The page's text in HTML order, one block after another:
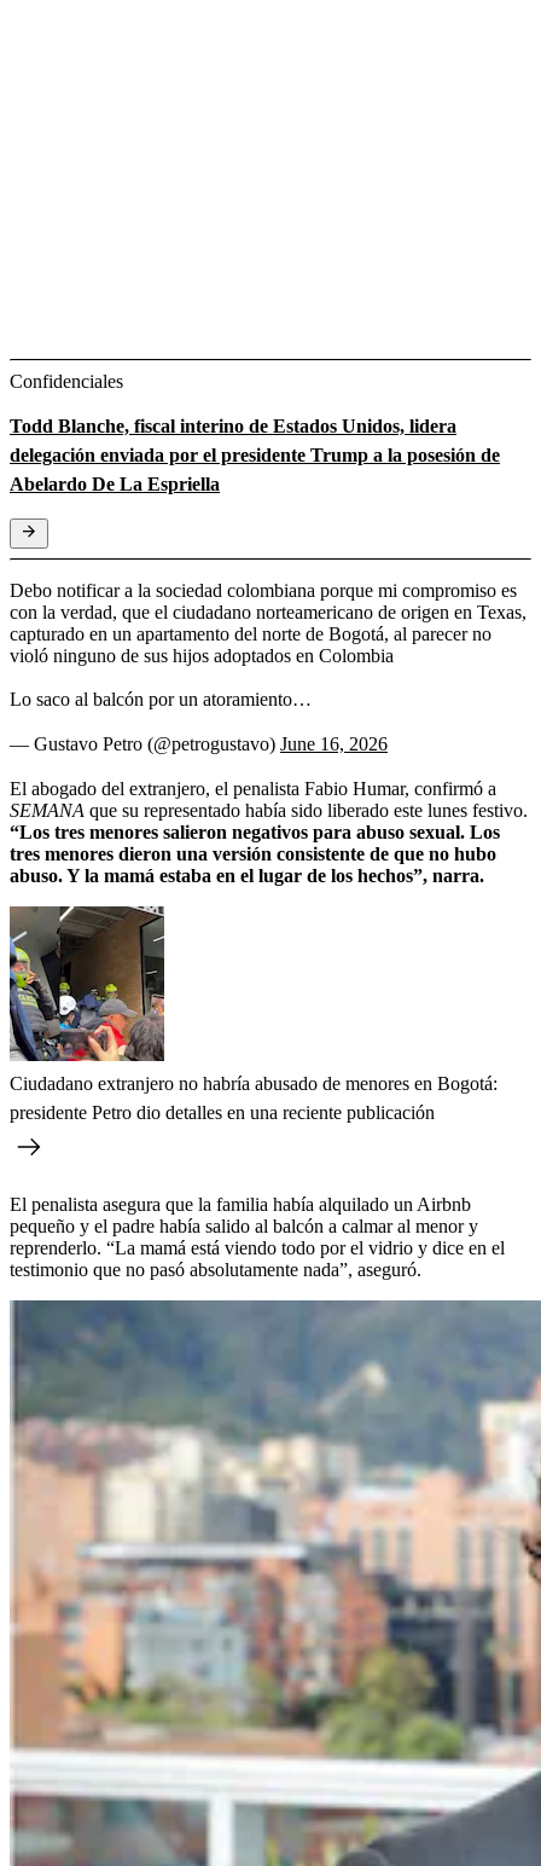
Confidenciales
Todd Blanche, fiscal interino de Estados Unidos, lidera
delegación enviada por el presidente Trump a la posesión de
Abelardo De La Espriella
Debo notificar a la sociedad colombiana porque mi compromiso es
con la verdad, que el ciudadano norteamericano de origen en Texas,
capturado en un apartamento del norte de Bogotá, al parecer no
violó ninguno de sus hijos adoptados en Colombia
Lo saco al balcón por un atoramiento…
— Gustavo Petro (@petrogustavo) June 16, 2026
El abogado del extranjero, el penalista Fabio Humar, confirmó a
SEMANA que su representado había sido liberado este lunes festivo.
“Los tres menores salieron negativos para abuso sexual. Los
tres menores dieron una versión consistente de que no hubo
abuso. Y la mamá estaba en el lugar de los hechos”, narra.
Ciudadano extranjero no habría abusado de menores en Bogotá:
presidente Petro dio detalles en una reciente publicación
El penalista asegura que la familia había alquilado un Airbnb
pequeño y el padre había salido al balcón a calmar al menor y
reprenderlo. “La mamá está viendo todo por el vidrio y dice en el
testimonio que no pasó absolutamente nada”, aseguró.